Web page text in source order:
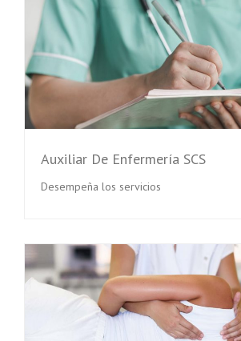
Auxiliar De Enfermería SCS
Desempeña los servicios